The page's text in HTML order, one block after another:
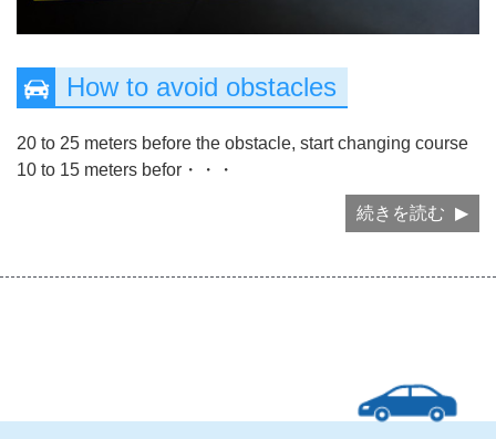
How to avoid obstacles
20 to 25 meters before the obstacle, start changing course
10 to 15 meters befor・・・
続きを読む